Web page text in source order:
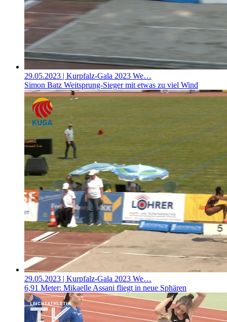
29.05.2023 | Kurpfalz-Gala 2023 We…
Simon Batz Weitsprung-Sieger mit etwas zu viel Wind
29.05.2023 | Kurpfalz-Gala 2023 We…
6,91 Meter: Mikaelle Assani fliegt in neue Sphären